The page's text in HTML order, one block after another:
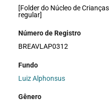
[Folder do Núcleo de
regular]
Número de Registro
BREAVLAP0312
Fundo
Luiz Alphonsus
Gênero